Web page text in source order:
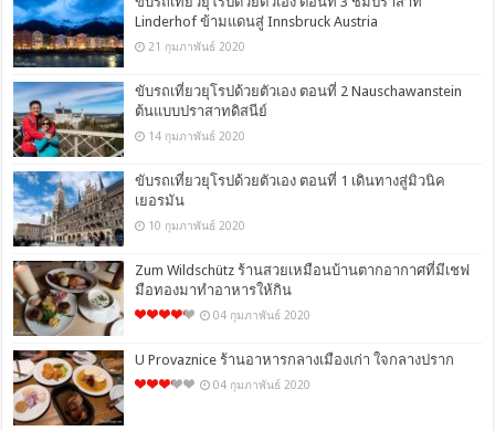
Linderhof ข้ามแดนสู่ Innsbruck Austria
21 กุมภาพันธ์ 2020
ขับรถเที่ยวยุโรปด้วยตัวเอง ตอนที่ 2 Nauschawanstein
ต้นแบบปราสาทดิสนีย์
14 กุมภาพันธ์ 2020
ขับรถเที่ยวยุโรปด้วยตัวเอง ตอนที่ 1 เดินทางสู่มิวนิค
เยอรมัน
10 กุมภาพันธ์ 2020
Zum Wildschütz ร้านสวยเหมือนบ้านตากอากาศที่มีเชฟ
มือทองมาทำอาหารให้กิน
04 กุมภาพันธ์ 2020
U Provaznice ร้านอาหารกลางเมืองเก่า ใจกลางปราก
04 กุมภาพันธ์ 2020